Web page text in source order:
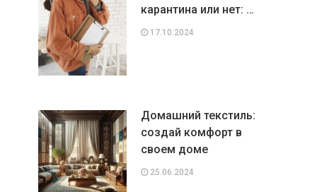
карантина или нет: …
17.10.2024
Домашний текстиль:
создай комфорт в
своем доме
25.06.2024